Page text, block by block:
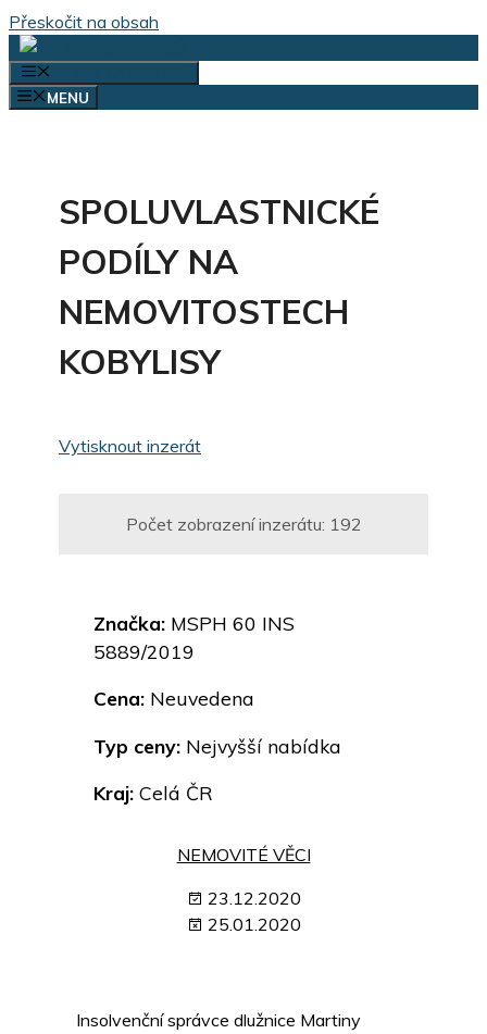
Přeskočit na obsah
MENU
SPOLUVLASTNICKÉ
PODÍLY NA
NEMOVITOSTECH
KOBYLISY
Vytisknout inzerát
Počet zobrazení inzerátu: 192
Značka: MSPH 60 INS
5889/2019
Cena: Neuvedena
Typ ceny: Nejvyšší nabídka
Kraj: Celá ČR
NEMOVITÉ VĚCI
23.12.2020
25.01.2020
Insolvenční správce dlužnice Martiny